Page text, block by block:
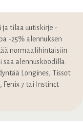
ja tilaa uutiskirje -
-25% alennuksen
normaalihintaisiin
saa alennuskoodilla
Longines, Tissot
7 tai Instinct